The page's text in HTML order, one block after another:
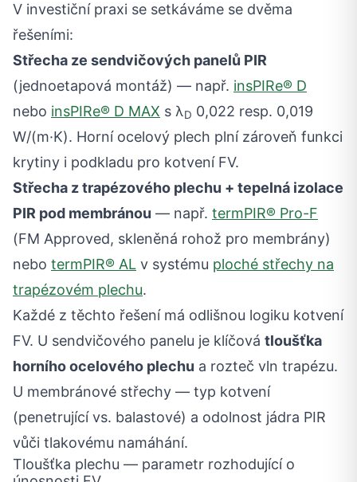
V investiční praxi se setkáváme se dvěma
řešeními:
Střecha ze sendvičových panelů PIR
(jednoetapová montáž) — např. insPIRe® D
nebo insPIRe® D MAX s λD 0,022 resp. 0,019
W/(m·K). Horní ocelový plech plní zároveň funkci
krytiny i podkladu pro kotvení FV.
Střecha z trapézového plechu + tepelná izolace
PIR pod membránou — např. termPIR® Pro-F
(FM Approved, skleněná rohož pro membrány)
nebo termPIR® AL v systému ploché střechy na
trapézovém plechu.
Každé z těchto řešení má odlišnou logiku kotvení
FV. U sendvičového panelu je klíčová tloušťka
horního ocelového plechu a rozteč vln trapézu.
U membránové střechy — typ kotvení
(penetrující vs. balastové) a odolnost jádra PIR
vůči tlakovému namáhání.
Tloušťka plechu — parametr rozhodující o